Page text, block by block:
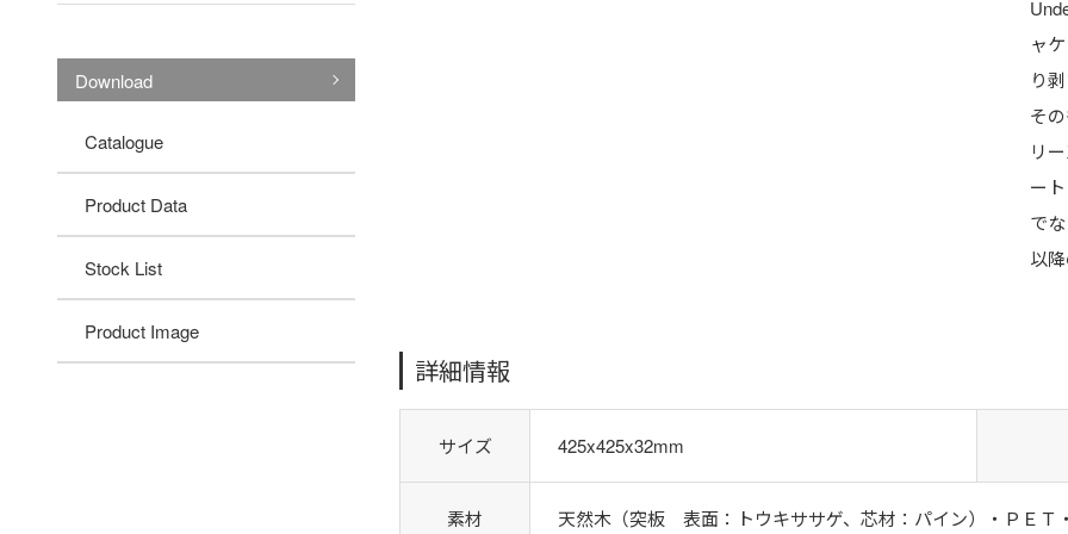
Download
Catalogue
Product Data
Stock List
Product Image
ャ
り
そ
リ
ー
で
以
詳細情報
サイズ 425x425x32mm
素材 天然木（突板 表面：トウキササゲ、芯材：パイン）・ＰＥＴ